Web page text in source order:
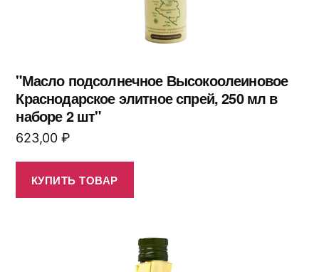
"Масло подсолнечное Высокоолеиновое
Краснодарское элитное спрей, 250 мл в
наборе 2 шт"
623,00 ₽
КУПИТЬ ТОВАР